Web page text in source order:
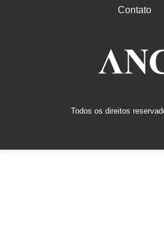
Contato
Todos os direitos